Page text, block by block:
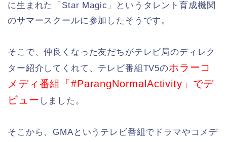
に生まれた「Star Magic」というタレント育成機関
のサマースクールに参加したそうです。
そこで、仲良くなった友だちがテレビ局のディレク
ター紹介してくれて、テレビ番組TV5のホラーコ
メディ番組「#ParangNormalActivity」でデ
ビュー しました。
そこから、GMAというテレビ番組でドラマやコメデ